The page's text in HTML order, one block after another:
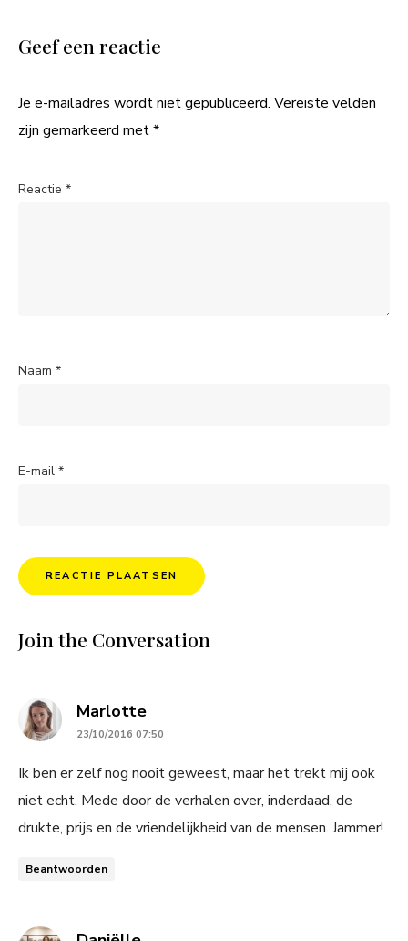
Geef een reactie
Je e-mailadres wordt niet gepubliceerd. Vereiste velden
zijn gemarkeerd met*
Reactie *
Naam *
E-mail *
Join the Conversation
Marlottesays:
23/10/2016 07:50
Ik ben er zelf nog nooit geweest, maar het trekt mij ook
niet echt. Mede door de verhalen over, inderdaad, de
drukte, prijs en de vriendelijkheid van de mensen. Jammer!
Beantwoorden